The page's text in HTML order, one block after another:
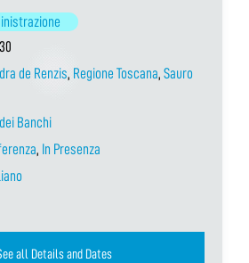
de Renzis, Regione Toscana, Sauro
Banchi
, In Presenza
all Details and Dates